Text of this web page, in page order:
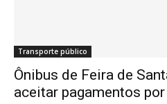
Transporte público
Ônibus de Feira de
aceitar pagamentos por